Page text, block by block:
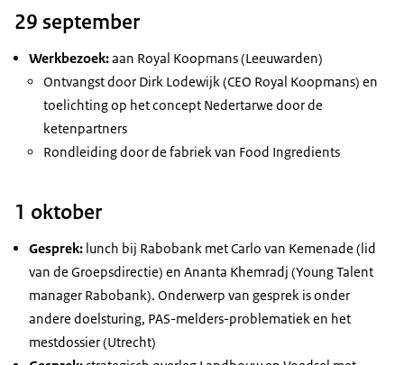
29 september
Werkbezoek:aan Royal Koopmans (Leeuwarden)
Ontvangst door Dirk Lodewijk (CEO Royal Koopmans) en
toelichting op het concept Nedertarwe door de
ketenpartners
Rondleiding door de fabriek van Food Ingredients
1 oktober
Gesprek: lunch bij Rabobank met Carlo van Kemenade (lid
van de Groepsdirectie) en Ananta Khemradj (Young Talent
manager Rabobank). Onderwerp van gesprek is onder
andere doelsturing, PAS-melders-problematiek en het
mestdossier (Utrecht)